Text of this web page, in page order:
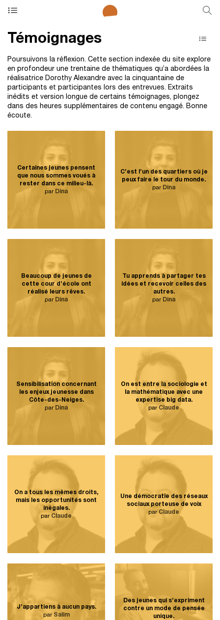
Témoignages
Poursuivons la réflexion. Cette section indexée du site explore
en profondeur une trentaine de thématiques qu’a abordées la
réalisatrice Dorothy Alexandre avec la cinquantaine de
participants et participantes lors des entrevues. Extraits
inédits et version longue de certains témoignages, plongez
dans des heures supplémentaires de contenu engagé. Bonne
écoute.
Certaines jeunes pensent
que nous sommes voués à
rester dans ce milieu-là.
par Dina
C’est l’un des quartiers où je
peux faire le tour du monde.
par Dina
Beaucoup de jeunes de
cette cour d’école ont
réalisé leurs rêves.
par Dina
Tu apprends à partager tes
idées et recevoir celles des
autres.
par Dina
Sensibilisation concernant
les enjeux jeunesse dans
Côte-des-Neiges.
par Dina
On est entre la sociologie et
la mathématique avec une
expertise big data.
par Claude
On a tous les mêmes droits,
mais les opportunités sont
inégales.
par Claude
Une démocratie des réseaux
sociaux porteuse de voix
par Claude
J’appartiens à aucun pays.
par Salim
Des jeunes qui s’expriment
contre un mode de pensée
unique.